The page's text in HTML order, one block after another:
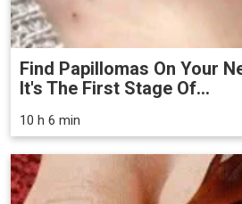
Find Papillomas On Your
It's The First Stage Of...
10 h 6 min